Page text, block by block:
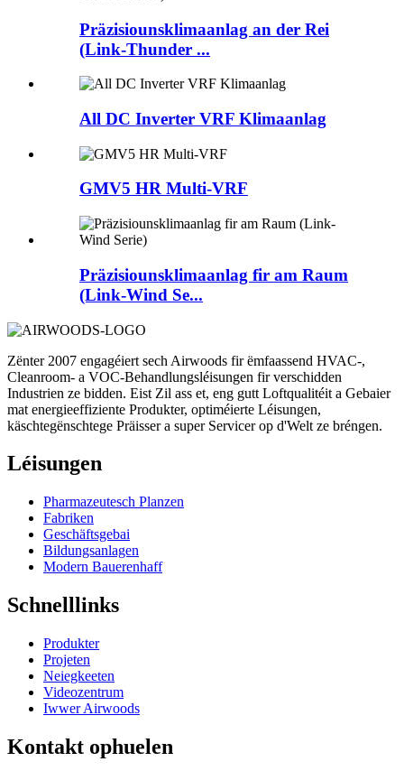
Präzisiounsklimaanlag an der Rei
(Link-Thunder ...
All DC Inverter VRF Klimaanlag
GMV5 HR Multi-VRF
Präzisiounsklimaanlag fir am Raum
(Link-Wind Se...
Zënter 2007 engagéiert sech Airwoods fir ëmfaassend HVAC-,
Cleanroom- a VOC-Behandlungsléisungen fir verschidden
Industrien ze bidden. Eist Zil ass et, eng gutt Loftqualitéit a Gebaier
mat energieeffiziente Produkter, optiméierte Léisungen,
käschtegënschtege Präisser a super Servicer op d'Welt ze bréngen.
Léisungen
Pharmazeutesch Planzen
Fabriken
Geschäftsgebai
Bildungsanlagen
Modern Bauerenhaff
Schnelllinks
Produkter
Projeten
Neiegkeeten
Videozentrum
Iwwer Airwoods
Kontakt ophuelen